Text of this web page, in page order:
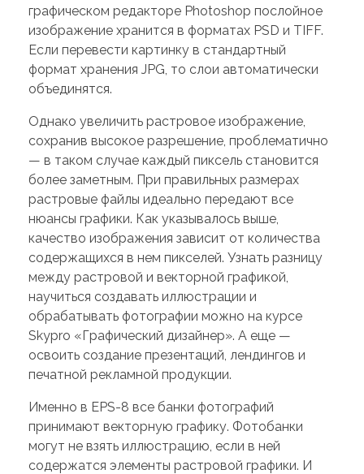
графическом редакторе Photoshop послойное
изображение хранится в форматах PSD и TIFF.
Если перевести картинку в стандартный
формат хранения JPG, то слои автоматически
объединятся.
Однако увеличить растровое изображение,
сохранив высокое разрешение, проблематично
— в таком случае каждый пиксель становится
более заметным. При правильных размерах
растровые файлы идеально передают все
нюансы графики. Как указывалось выше,
качество изображения зависит от количества
содержащихся в нем пикселей. Узнать разницу
между растровой и векторной графикой,
научиться создавать иллюстрации и
обрабатывать фотографии можно на курсе
Skypro «Графический дизайнер». А еще —
освоить создание презентаций, лендингов и
печатной рекламной продукции.
Именно в EPS-8 все банки фотографий
принимают векторную графику. Фотобанки
могут не взять иллюстрацию, если в ней
содержатся элементы растровой графики. И